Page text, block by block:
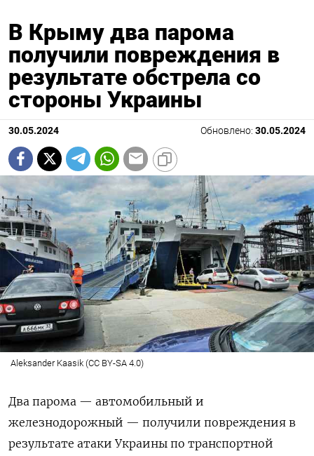
В Крыму два парома
получили повреждения в
результате обстрела со
стороны Украины
30.05.2024 Обновлено: 30.05.2024
Aleksander Kaasik (CC BY-SA 4.0)
Два парома — автомобильный и
железнодорожный — получили повреждения в
результате атаки Украины по транспортной